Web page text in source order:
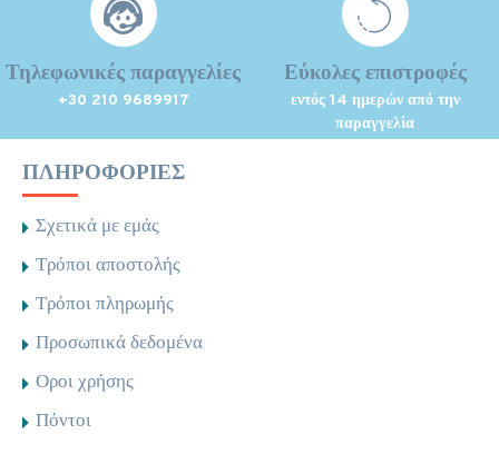
Τηλεφωνικές παραγγελίες
+30 210 9689917
Εύκολες επιστροφές
εντός 14 ημερών από την
παραγγελία
ΠΛΗΡΟΦΟΡΊΕΣ
Σχετικά με εμάς
Τρόποι αποστολής
Τρόποι πληρωμής
Προσωπικά δεδομένα
Οροι χρήσης
Πόντοι